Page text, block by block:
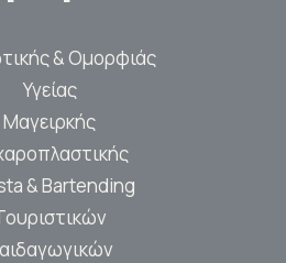
& Ομορφιάς
Υγείας
Μαγειρκής
& Bartending